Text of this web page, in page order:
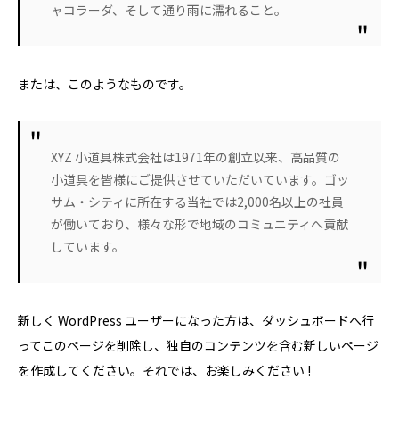
ャコラーダ、そして通り雨に濡れること。
または、このようなものです。
XYZ 小道具株式会社は1971年の創立以来、高品質の
小道具を皆様にご提供させていただいています。ゴッ
サム・シティに所在する当社では2,000名以上の社員
が働いており、様々な形で地域のコミュニティへ貢献
しています。
新しく WordPress ユーザーになった方は、 ダッシュボードへ行
ってこのページを削除し、独自のコンテンツを含む新しいページ
を作成してください。それでは、お楽しみください !